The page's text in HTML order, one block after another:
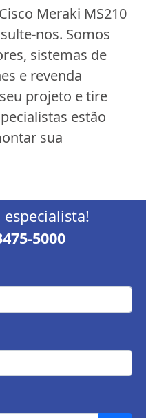
Meraki MS210
nos. Somos
sistemas de
e revenda
projeto e tire
estão
sua
especialista!
5000